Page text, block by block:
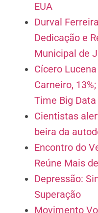
EUA
Durval
Dedicação e
Municipal de
Cícero
Carneiro,
Time Big
Cientistas
beira da
Encontro do
Reúne Mais
Depressão:
Superação
Movimento